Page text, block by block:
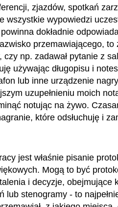
zjazdów, spotkań
wszystkie wypowiedzi
dokładnie
przemawiającego, to
np. zadawał pytanie z
używając długopisu i
lub inne urządzenie
uzupełnieniu moich
notując na żywo.
które odsłuchuję i
jest właśnie pisanie
Mogą to być
i decyzje, obejmujące
lub stenogramy - to